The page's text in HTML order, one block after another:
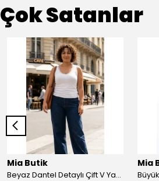
Çok Satanlar
Mia Butik
Beyaz Dantel Detaylı Çift V Yaka Karşkorse Esnek Bluz
Mia